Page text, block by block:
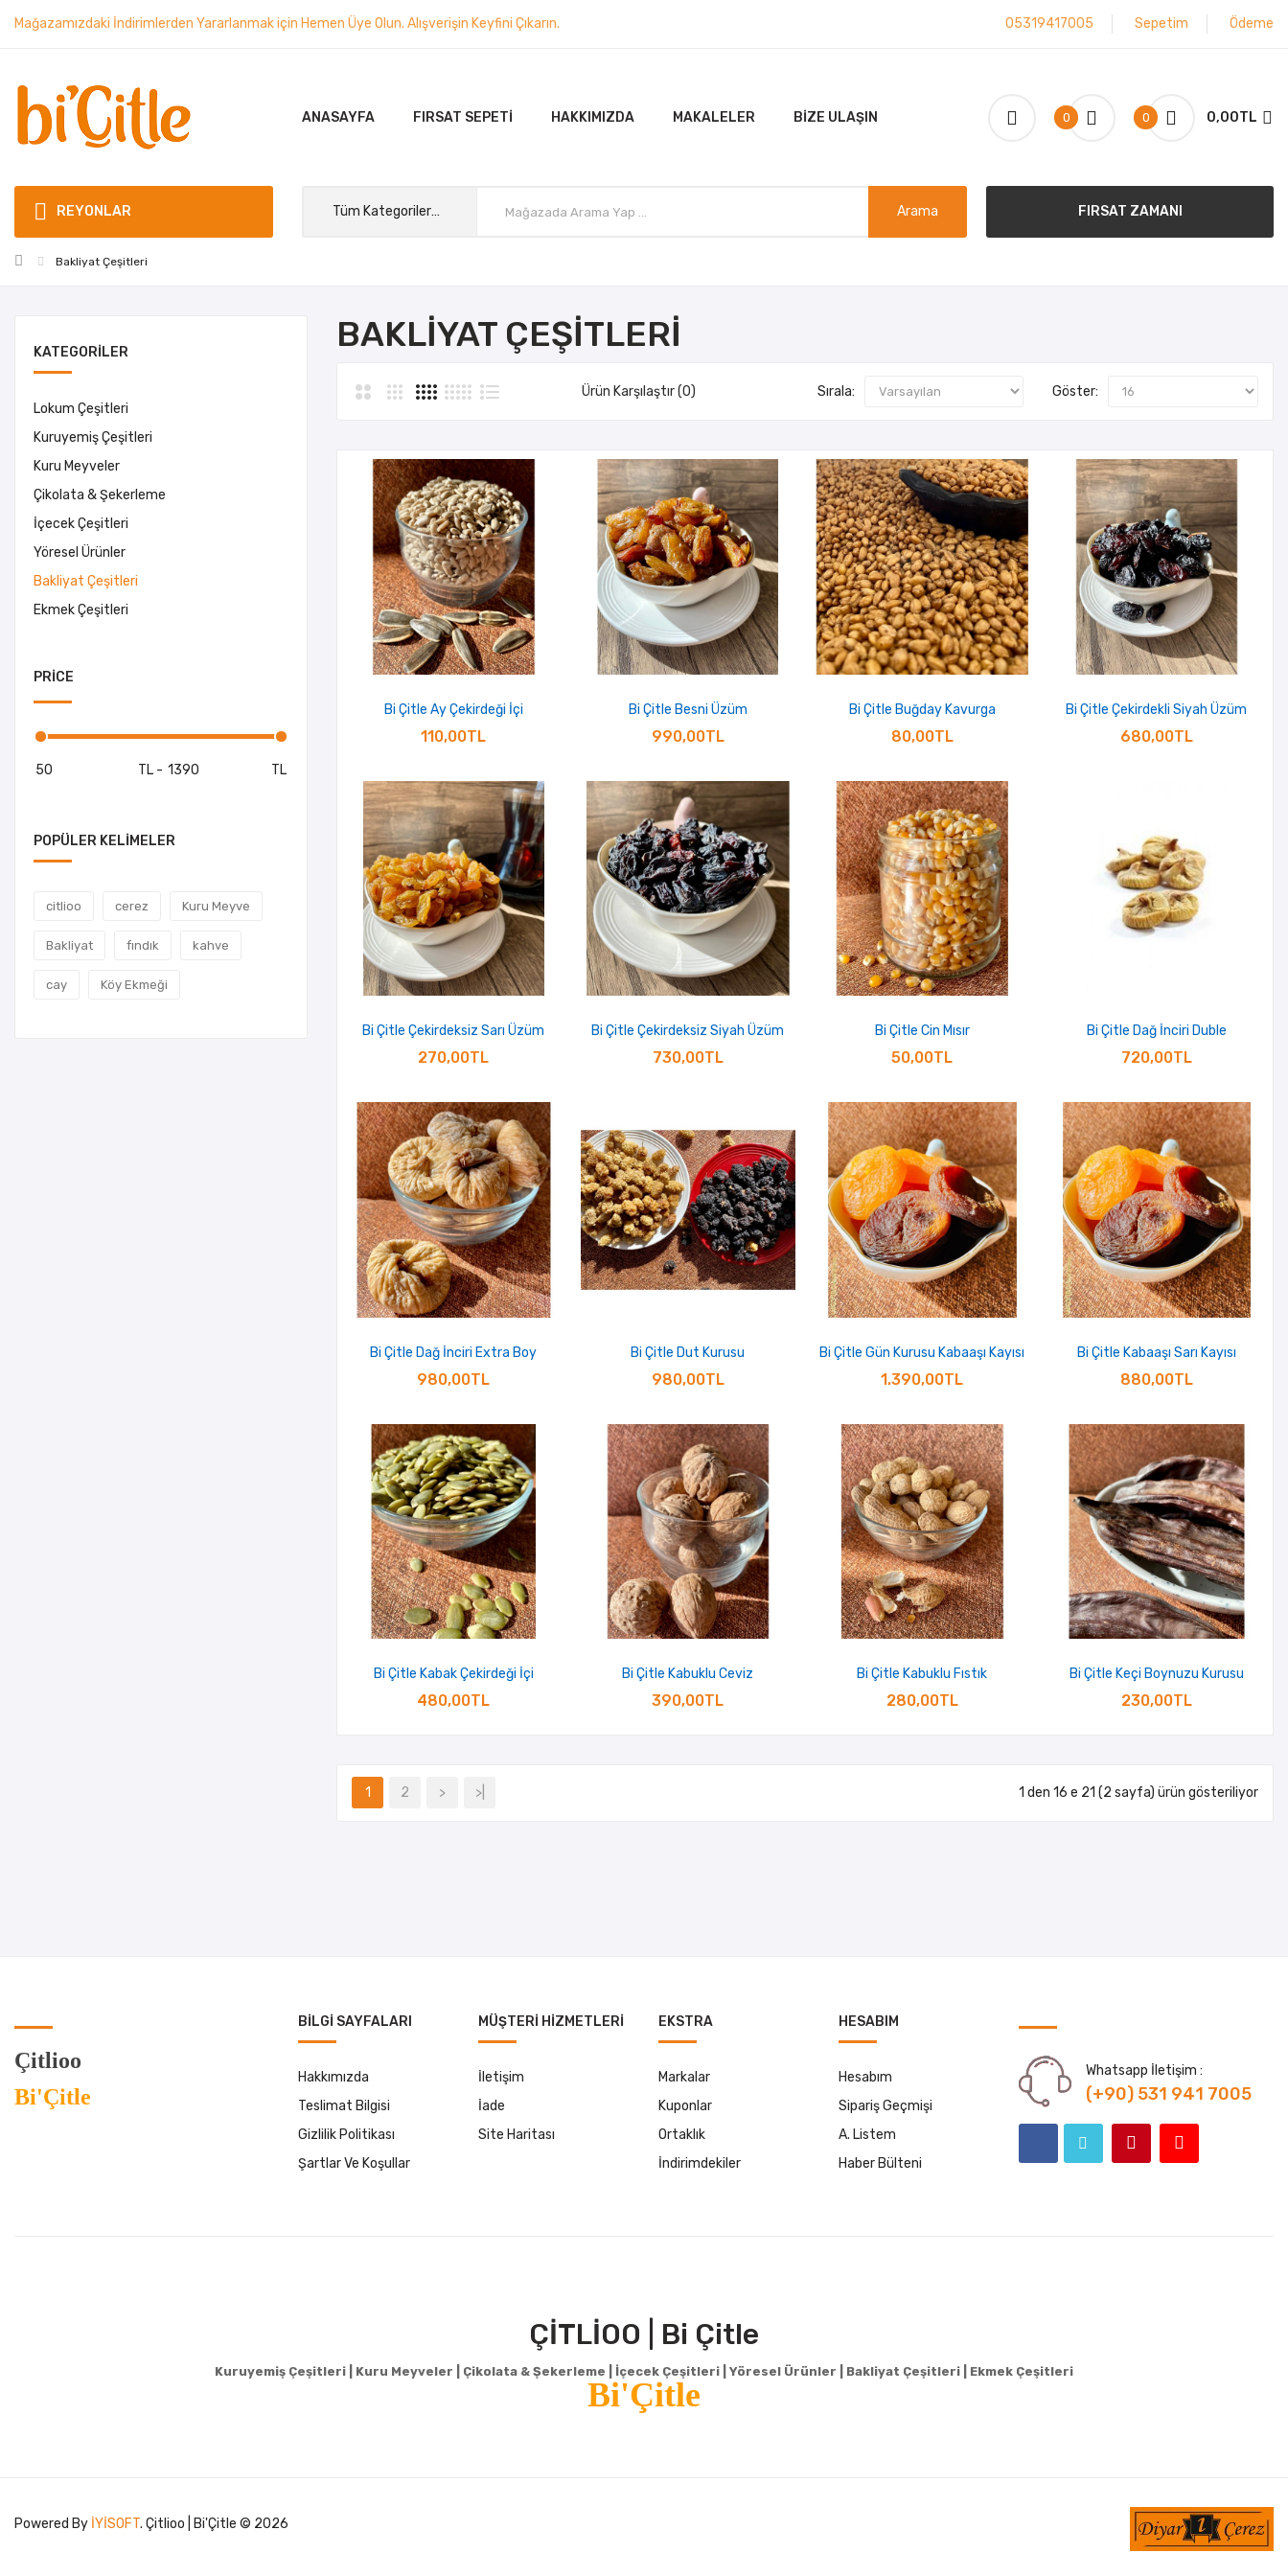
Mağazamızdaki İndirimlerden Yararlanmak için Hemen Üye Olun. Alışverişin Keyfini Çıkarın. 05319417005 Sepetim Ödeme
ANASAYFA FIRSAT SEPETI HAKKIMIZDA MAKALELER BIZE ULAŞIN 0 0 0,00TL
REYONLAR Tüm Kategoriler Arama FIRSAT ZAMANI
Bakliyat Çeşitleri
PRICE
TL - TL
KATEGORILER
Lokum Çeşitleri
Kuruyemiş Çeşitleri
Kuru Meyveler
Çikolata & Şekerleme
İçecek Çeşitleri
Yöresel Ürünler
Bakliyat Çeşitleri
Ekmek Çeşitleri
POPÜLER KELIMELER
citlioo cerez Kuru Meyve
Bakliyat fındık kahve
cay Köy Ekmeği
BAKLIYAT ÇEŞITLERI
Ürün Karşılaştır (0) Sırala: Göster:
Bi Çitle Ay Çekirdeği İçi
110,00TL
Bi Çitle Besni Üzüm
990,00TL
Bi Çitle Buğday Kavurga
80,00TL
Bi Çitle Çekirdekli Siyah Üzüm
680,00TL
Bi Çitle Çekirdeksiz Sarı Üzüm
270,00TL
Bi Çitle Çekirdeksiz Siyah Üzüm
730,00TL
Bi Çitle Cin Mısır
50,00TL
Bi Çitle Dağ İnciri Duble
720,00TL
Bi Çitle Dağ İnciri Extra Boy
980,00TL
Bi Çitle Dut Kurusu
980,00TL
Bi Çitle Gün Kurusu Kabaaşı Kayısı
1.390,00TL
Bi Çitle Kabaaşı Sarı Kayısı
880,00TL
Bi Çitle Kabak Çekirdeği İçi
480,00TL
Bi Çitle Kabuklu Ceviz
390,00TL
Bi Çitle Kabuklu Fıstık
280,00TL
Bi Çitle Keçi Boynuzu Kurusu
230,00TL
1 2 > >| 1 den 16 e 21 (2 sayfa) ürün gösteriliyor
Çitlioo
Bi'Çitle
BILGI SAYFALARI
Hakkımızda
Teslimat Bilgisi
Gizlilik Politikası
Şartlar Ve Koşullar
MÜŞTERI HIZMETLERI
İletişim
İade
Site Haritası
EKSTRA
Markalar
Kuponlar
Ortaklık
İndirimdekiler
HESABIM
Hesabım
Sipariş Geçmişi
A. Listem
Haber Bülteni
Whatsapp İletişim :
(+90) 531 941 7005
ÇİTLİOO | Bi Çitle
Kuruyemiş Çeşitleri | Kuru Meyveler | Çikolata & Şekerleme | İçecek Çeşitleri | Yöresel Ürünler | Bakliyat Çeşitleri | Ekmek Çeşitleri
Bi'Çitle
Powered By İYİSOFT. Çitlioo | Bi'Çitle © 2026